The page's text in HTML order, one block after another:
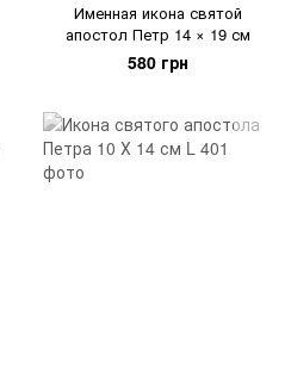
Именная икона святой
апостол Петр 14 × 19 см
580 грн